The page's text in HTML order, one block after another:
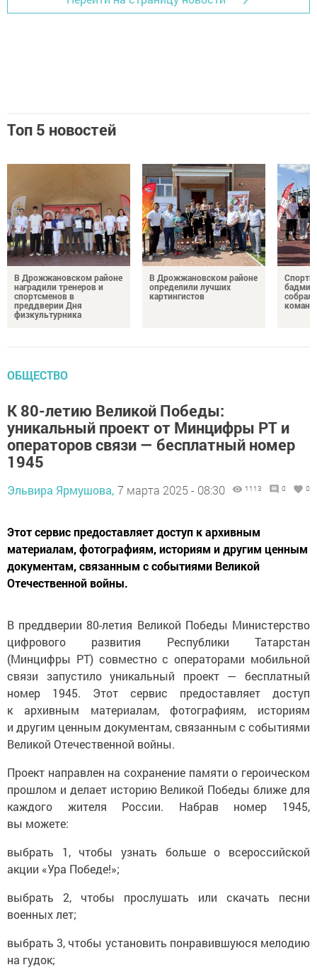
Топ 5 новостей
В Дрожжановском районе
наградили тренеров и
спортсменов в
преддверии Дня
физкультурника
В Дрожжановском районе
определили лучших
картингистов
ОБЩЕСТВО
К 80-летию Великой Победы:
уникальный проект от Минцифры РТ и
операторов связи — бесплатный номер
1945
Эльвира Ярмушова, 7 марта 2025 - 08:30 1113 0 0
Этот сервис предоставляет доступ к архивным
материалам, фотографиям, историям и другим ценным
документам, связанным с событиями Великой
Отечественной войны.
В преддверии 80-летия Великой Победы Министерство
цифрового развития Республики Татарстан
(Минцифры РТ) совместно с операторами мобильной
связи запустило уникальный проект — бесплатный
номер 1945. Этот сервис предоставляет доступ
к архивным материалам, фотографиям, историям
и другим ценным документам, связанным с событиями
Великой Отечественной войны.
Проект направлен на сохранение памяти о героическом
прошлом и делает историю Великой Победы ближе для
каждого жителя России. Набрав номер 1945,
вы можете:
выбрать 1, чтобы узнать больше о всероссийской
акции «Ура Победе!»;
выбрать 2, чтобы прослушать или скачать песни
военных лет;
выбрать 3, чтобы установить понравившуюся мелодию
на гудок;